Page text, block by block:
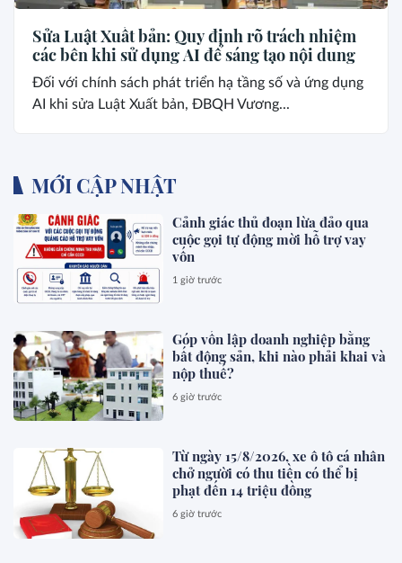
Sửa Luật Xuất bản: Quy định rõ trách nhiệm
các bên khi sử dụng AI để sáng tạo nội dung
Đối với chính sách phát triển hạ tầng số và ứng dụng
AI khi sửa Luật Xuất bản, ĐBQH Vương...
MỚI CẬP NHẬT
Cảnh giác thủ đoạn lừa đảo qua
cuộc gọi tự động mời hỗ trợ vay
vốn
1 giờ trước
Góp vốn lập doanh nghiệp bằng
bất động sản, khi nào phải khai và
nộp thuế?
6 giờ trước
Từ ngày 15/8/2026, xe ô tô cá nhân
chở người có thu tiền có thể bị
phạt đến 14 triệu đồng
6 giờ trước